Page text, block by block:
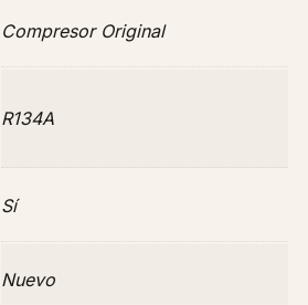
Compresor Original
R134A
Sí
Nuevo